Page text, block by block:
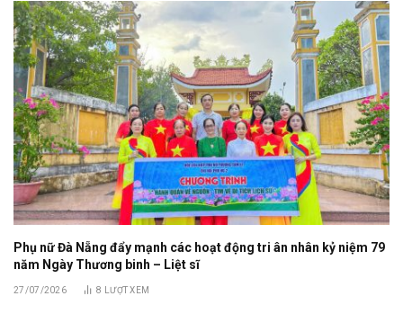
Phụ nữ Đà Nẵng đẩy mạnh các hoạt động tri ân nhân kỷ niệm 79
năm Ngày Thương binh – Liệt sĩ
27/07/2026 8 LƯỢT XEM